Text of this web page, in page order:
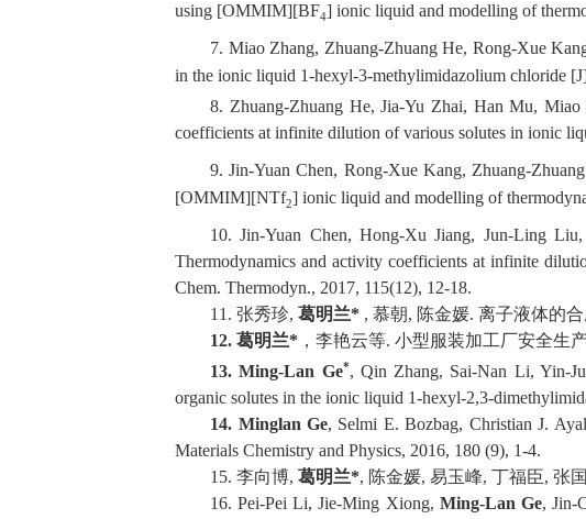
using [OMMIM][BF4] ionic liquid and modelling of
7. Miao Zhang, Zhuang-Zhuang He, Rong-Xue
in the ionic liquid 1-hexyl-3-methylimidazolium chloride
8. Zhuang-Zhuang He, Jia-Yu Zhai, Han Mu, Miao
coefficients at infinite dilution of various solutes in ionic
9.Jin-Yuan Chen, Rong-Xue Kang, Zhuang-
[OMMIM][NTf2] ionic liquid and modelling of
10.Jin-Yuan Chen, Hong-Xu Jiang, Jun-Ling
Thermodynamics and activity coefficients at infinite
Chem. Thermodyn., 2017, 115(12), 12-18.
11. 张秀珍,葛明兰* ,慕朝, 陈金媛.离子液体的
12.葛明兰* ，李艳云等.小型服装加工厂安全生
13.Ming-Lan Ge*, Qin Zhang, Sai-Nan Li, Yin-
organic solutes in the ionic liquid 1-hexyl-2,3-
14. Minglan Ge, Selmi E. Bozbag, Christian J.
Materials Chemistry and Physics, 2016, 180 (9), 1-4.
15.李向博, 葛明兰*, 陈金媛,易玉峰,丁福臣,张
16.Pei-Pei Li, Jie-Ming Xiong, Ming-Lan Ge, Jin-